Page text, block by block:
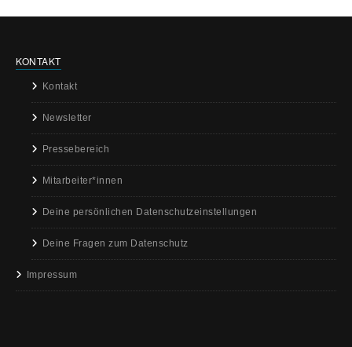
KONTAKT
Kontakt
Newsletter
Pressebereich
Mitarbeiter*innen
Deine persönlichen Datenschutzeinstellungen
Deine Fragen zum Datenschutz
Impressum